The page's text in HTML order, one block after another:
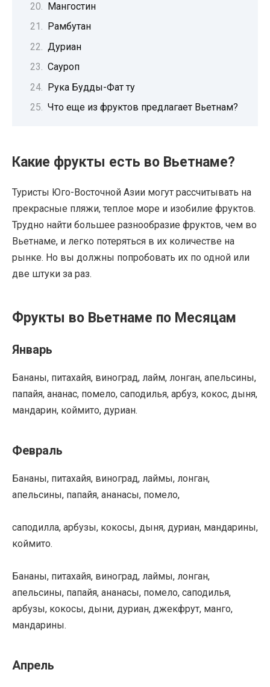
Мангостин
Рамбутан
Дуриан
Сауроп
Рука Будды-Фат ту
Что еще из фруктов предлагает Вьетнам?
Какие фрукты есть во Вьетнаме?
Туристы Юго-Восточной Азии могут рассчитывать на
прекрасные пляжи, теплое море и изобилие фруктов.
Трудно найти большее разнообразие фруктов, чем во
Вьетнаме, и легко потеряться в их количестве на
рынке. Но вы должны попробовать их по одной или
две штуки за раз.
Фрукты во Вьетнаме по Месяцам
Январь
Бананы, питахайя, виноград, лайм, лонган, апельсины,
папайя, ананас, помело, саподилья, арбуз, кокос, дыня,
мандарин, коймито, дуриан.
Февраль
Бананы, питахайя, виноград, лаймы, лонган,
апельсины, папайя, ананасы, помело,
саподилла, арбузы, кокосы, дыня, дуриан, мандарины,
коймито.
Бананы, питахайя, виноград, лаймы, лонган,
апельсины, папайя, ананасы, помело, саподилья,
арбузы, кокосы, дыни, дуриан, джекфрут, манго,
мандарины.
Апрель